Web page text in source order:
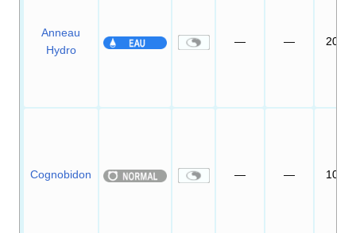
Anneau
Hydro
— — 20
Cognobidon — — 10